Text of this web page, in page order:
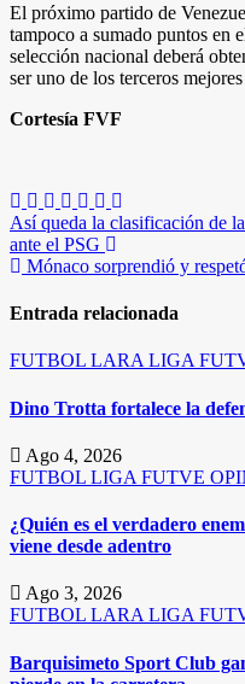
El próximo partido de
tampoco a sumado puntos en
selección nacional deberá
ser uno de los terceros
Cortesía FVF
Navegación
de
Así queda la clasificación de
ante el PSG
Mónaco sorprendió y
Entrada relacionada
FUTBOL LARALIGA
Dino Trotta fortalece la
Ago 4, 2026
FUTBOL LIGA FUTVE
¿Quién es el verdadero
viene desde adentro
Ago 3, 2026
FUTBOL LARALIGA
Barquisimeto Sport Club